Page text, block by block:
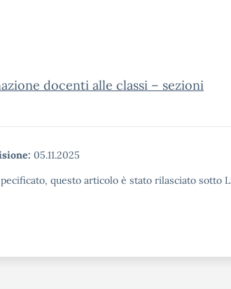
docenti alle classi – sezioni
05.11.2025
questo articolo è stato rilasciato sotto